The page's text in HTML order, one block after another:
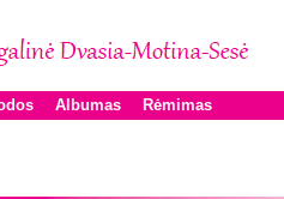
Albumas Rėmimas